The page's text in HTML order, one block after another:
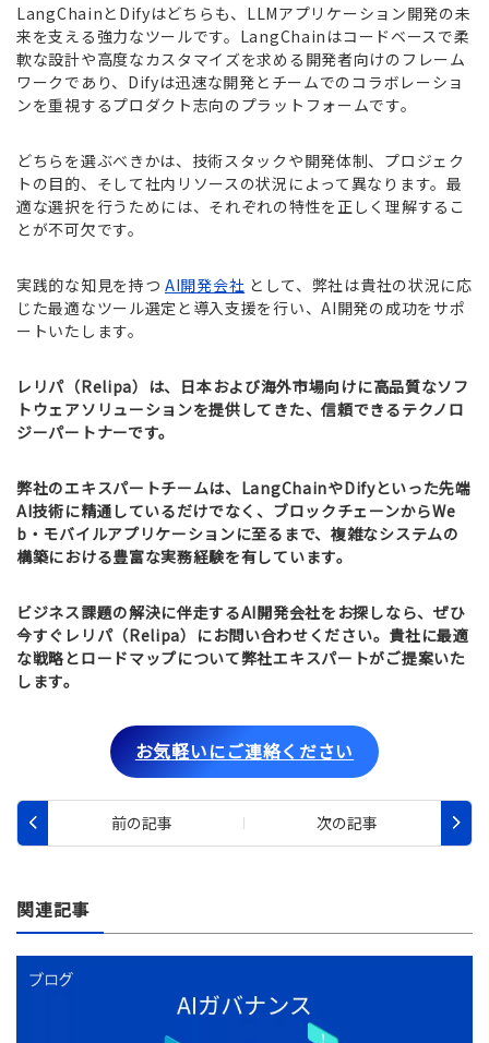
LangChainとDifyはどちらも、LLMアプリケーション開発の未
来を支える強力なツールです。LangChainはコードベースで柔
軟な設計や高度なカスタマイズを求める開発者向けのフレーム
ワークであり、Difyは迅速な開発とチームでのコラボレーショ
ンを重視するプロダクト志向のプラットフォームです。
どちらを選ぶべきかは、技術スタックや開発体制、プロジェク
トの目的、そして社内リソースの状況によって異なります。最
適な選択を行うためには、それぞれの特性を正しく理解するこ
とが不可欠です。
実践的な知見を持つ AI開発会社 として、弊社は貴社の状況に応
じた最適なツール選定と導入支援を行い、AI開発の成功をサポ
ートいたします。
レリパ（Relipa） は、日本および海外市場向けに高品質なソフ
トウェアソリューションを提供してきた、信頼できるテクノロ
ジーパートナーです。
弊社のエキスパートチームは、LangChainやDifyといった先端
AI技術に精通しているだけでなく、ブロックチェーンからWe
b・モバイルアプリケーションに至るまで、複雑なシステムの
構築における豊富な実務経験を有しています。
ビジネス課題の解決に伴走するAI開発会社をお探しなら、ぜひ
今すぐ レリパ（Relipa） にお問い合わせください。貴社に最適
な戦略とロードマップについて弊社エキスパートがご提案いた
します。
お気軽いにご連絡ください
関連記事